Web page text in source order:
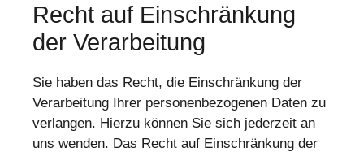
Recht auf Einschränkung
der Verarbeitung
Sie haben das Recht, die Einschränkung der
Verarbeitung Ihrer personenbezogenen Daten zu
verlangen. Hierzu können Sie sich jederzeit an
uns wenden. Das Recht auf Einschränkung der